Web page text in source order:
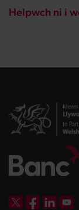
Helpwch ni i